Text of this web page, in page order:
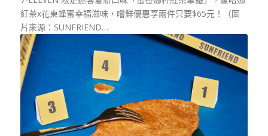
紅茶x花東蜂蜜幸福滋味，嚐鮮優惠享兩件只要$65元！（圖
片來源：SUNFRIEND…